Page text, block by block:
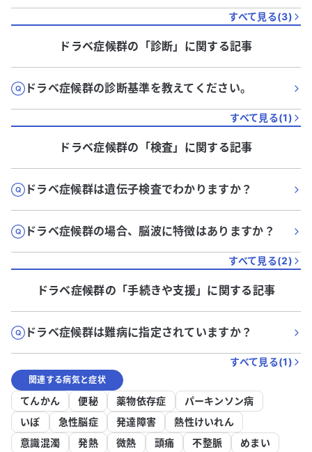
すべて見る(3)
ドラベ症候群の「診断」に関する記事
ドラベ症候群の診断基準を教えてください。
すべて見る(1)
ドラベ症候群の「検査」に関する記事
ドラベ症候群は遺伝子検査でわかりますか？
ドラベ症候群の場合、脳波に特徴はありますか？
すべて見る(2)
ドラベ症候群の「手続きや支援」に関する記事
ドラベ症候群は難病に指定されていますか？
すべて見る(1)
関連する病気と症状
てんかん 便秘 薬物依存症
パーキンソン病
いぼ
急性脳症 発達障害
熱性けいれん
意識混濁
発熱 微熱 頭痛 不整脈
めまい